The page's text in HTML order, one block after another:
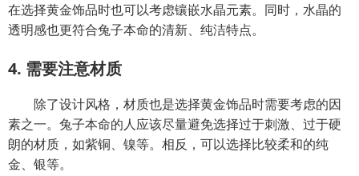
在选择黄金饰品时也可以考虑镶嵌水晶元素。同时，水晶的
透明感也更符合兔子本命的清新、纯洁特点。
4. 需要注意材质
除了设计风格，材质也是选择黄金饰品时需要考虑的因
素之一。兔子本命的人应该尽量避免选择过于刺激、过于硬
朗的材质，如紫铜、镍等。相反，可以选择比较柔和的纯
金、银等。